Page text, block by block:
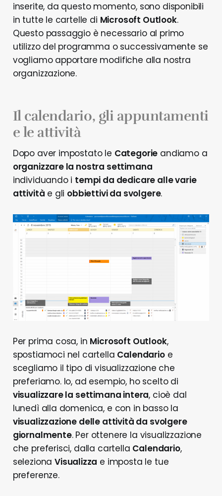
inserite, da questo momento, sono disponibili
in tutte le cartelle di Microsoft Outlook.
Questo passaggio è necessario al primo
utilizzo del programma o successivamente se
vogliamo apportare modifiche alla nostra
organizzazione.
Il calendario, gli appuntamenti
e le attività
Dopo aver impostato le Categorie andiamo a
organizzare la nostra settimana
individuando i tempi da dedicare alle varie
attività e gli obbiettivi da svolgere.
Per prima cosa, in Microsoft Outlook,
spostiamoci nel cartella Calendarioe
scegliamo il tipo di visualizzazione che
preferiamo. Io, ad esempio, ho scelto di
visualizzare la settimana intera, cioè dal
lunedì alla domenica, e con in basso la
visualizzazione delle attività da svolgere
giornalmente. Per ottenere la visualizzazione
che preferisci, dalla cartella Calendario,
selezionaVisualizza e imposta le tue
preferenze.